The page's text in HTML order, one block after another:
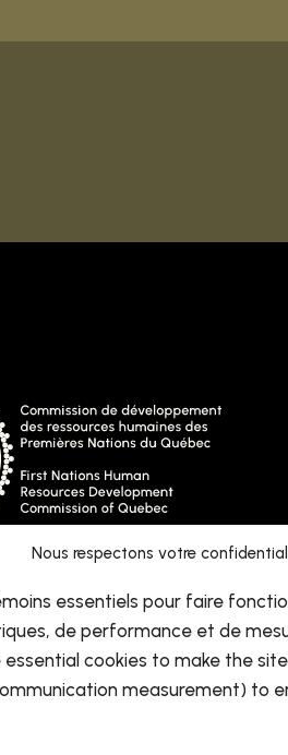
Nous respectons votre
essentiels pour faire
de performance et de
essential cookies to make the
measurement) to